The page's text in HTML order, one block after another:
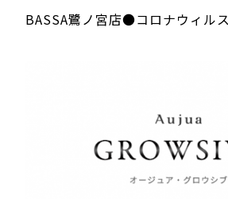
BASSA鷺ノ宮店●コロナウィル